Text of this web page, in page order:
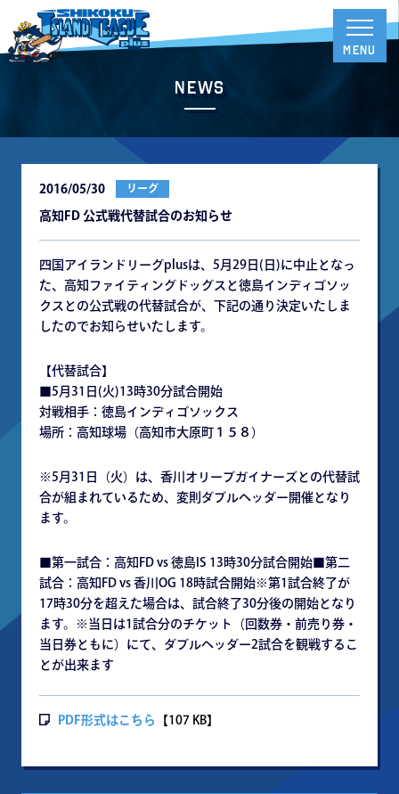
News
2016/05/30 リーグ
高知FD 公式戦代替試合のお知らせ
四国アイランドリーグplusは、5月29日(日)に中止となっ
た、高知ファイティングドッグスと徳島インディゴソッ
クスとの公式戦の代替試合が、下記の通り決定いたしま
したのでお知らせいたします。
【代替試合】
■5月31日(火)13時30分試合開始
対戦相手：徳島インディゴソックス
場所：高知球場（高知市大原町１５８）
※5月31日（火）は、香川オリーブガイナーズとの代替試
合が組まれているため、変則ダブルヘッダー開催となり
ます。
■第一試合：高知FD vs 徳島IS 13時30分試合開始■第二
試合：高知FD vs 香川OG 18時試合開始※第1試合終了が
17時30分を超えた場合は、試合終了30分後の開始となり
ます。※当日は1試合分のチケット（回数券・前売り券・
当日券ともに）にて、ダブルヘッダー2試合を観戦するこ
とが出来ます
PDF形式はこちら 【107 KB】